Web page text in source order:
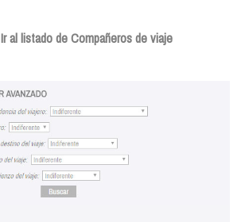
Ir al listado de Compañeros de viaje